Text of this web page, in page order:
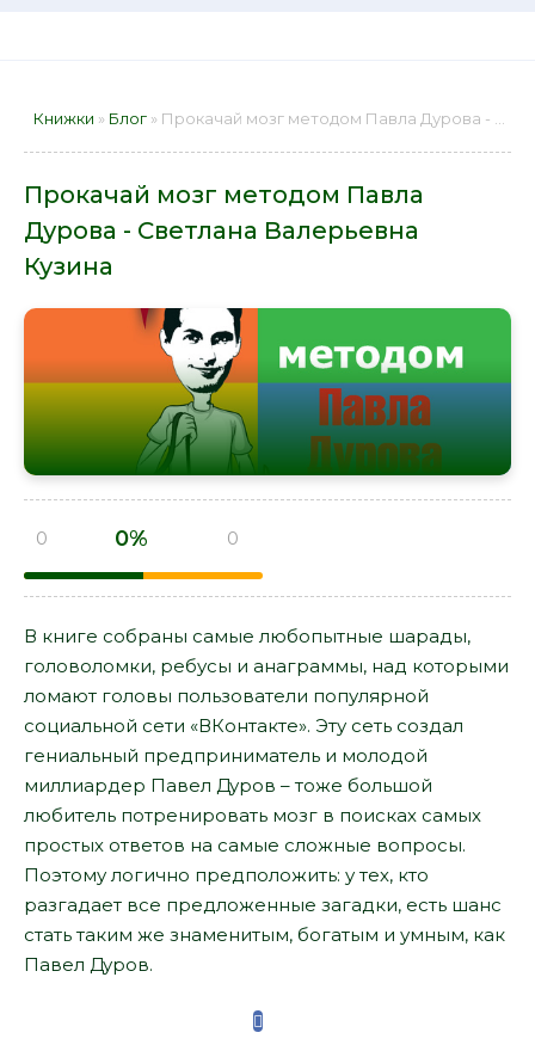
Книжки » Блог » Прокачай мозг методом Павла Дурова - Светлана Валерьевна Кузина 📕 - Книга онлайн бесплатно
Прокачай мозг методом Павла
Дурова - Светлана Валерьевна
Кузина
0 0% 0
В книге собраны самые любопытные шарады,
головоломки, ребусы и анаграммы, над которыми
ломают головы пользователи популярной
социальной сети «ВКонтакте». Эту сеть создал
гениальный предприниматель и молодой
миллиардер Павел Дуров – тоже большой
любитель потренировать мозг в поисках самых
простых ответов на самые сложные вопросы.
Поэтому логично предположить: у тех, кто
разгадает все предложенные загадки, есть шанс
стать таким же знаменитым, богатым и умным, как
Павел Дуров.